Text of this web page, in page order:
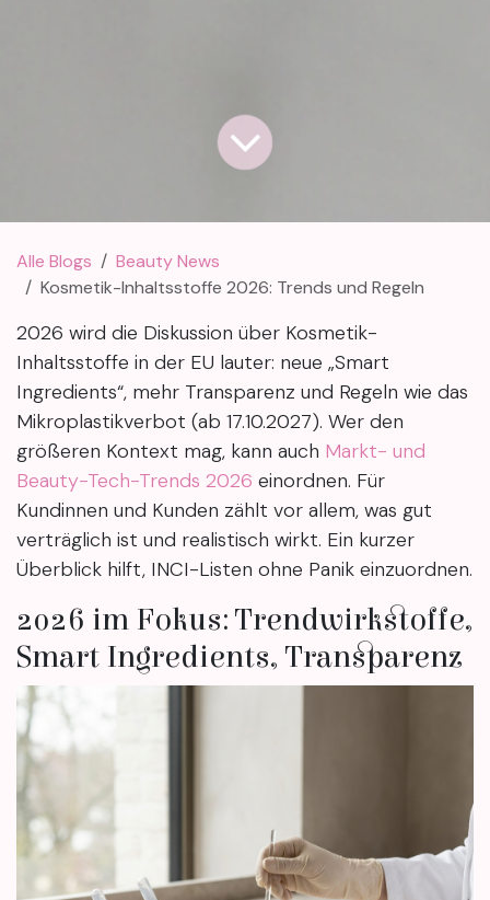
Alle Blogs
Beauty News
Kosmetik-Inhaltsstoffe 2026: Trends und Regeln
2026 wird die Diskussion über Kosmetik-
Inhaltsstoffe in der EU lauter: neue „Smart
Ingredients“, mehr Transparenz und Regeln wie das
Mikroplastikverbot (ab 17.10.2027). Wer den
größeren Kontext mag, kann auch Markt- und
Beauty-Tech-Trends 2026 einordnen. Für
Kundinnen und Kunden zählt vor allem, was gut
verträglich ist und realistisch wirkt. Ein kurzer
Überblick hilft, INCI-Listen ohne Panik einzuordnen.
2026 im Fokus: Trendwirkstoffe,
Smart Ingredients, Transparenz